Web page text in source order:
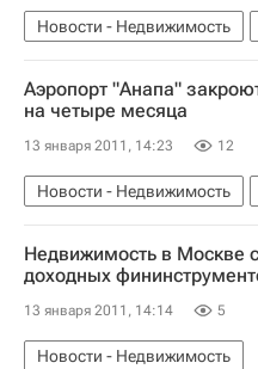
Новости - Недвижимость
Аэропорт "Анапа"
на четыре месяца
13 января 2011, 14:23 12
Новости - Недвижимость
Недвижимость в Москве
доходных
13 января 2011, 14:14 5
Новости - Недвижимость